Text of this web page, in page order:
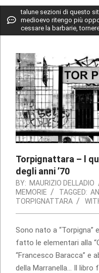
Primary
Navigation
Menu
talune sezioni di questo
medioevo ritengo più
cessare la barbarie,
Torpignattara – l
degli anni ’70
BY: MAURIZIO DELLADIO
MEMORIE
TAGGED:
TORPIGNATTARA
Sono nato a “Torpigna”
fatto le elementari alla
“Francesco Baracca” e
della Marranella… Il libro